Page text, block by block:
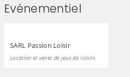
Evénementiel
SARL Passion Loisir
Location et vente de jeux de loisirs